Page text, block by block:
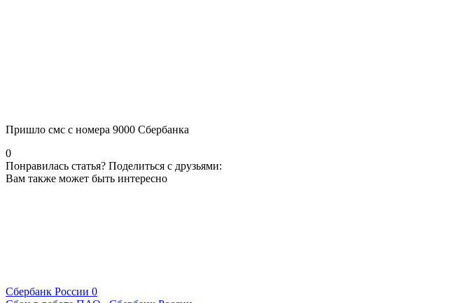
Пришло смс с номера 9000 Сбербанка
0
Понравилась статья? Поделиться с друзьями:
Вам также может быть интересно
Сбербанк России 0